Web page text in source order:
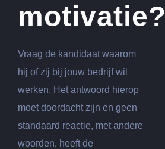
motivatie?
Vraag de kandidaat waarom
hij of zij bij jouw bedrijf wil
werken. Het antwoord hierop
moet doordacht zijn en geen
standaard reactie, met andere
woorden, heeft de